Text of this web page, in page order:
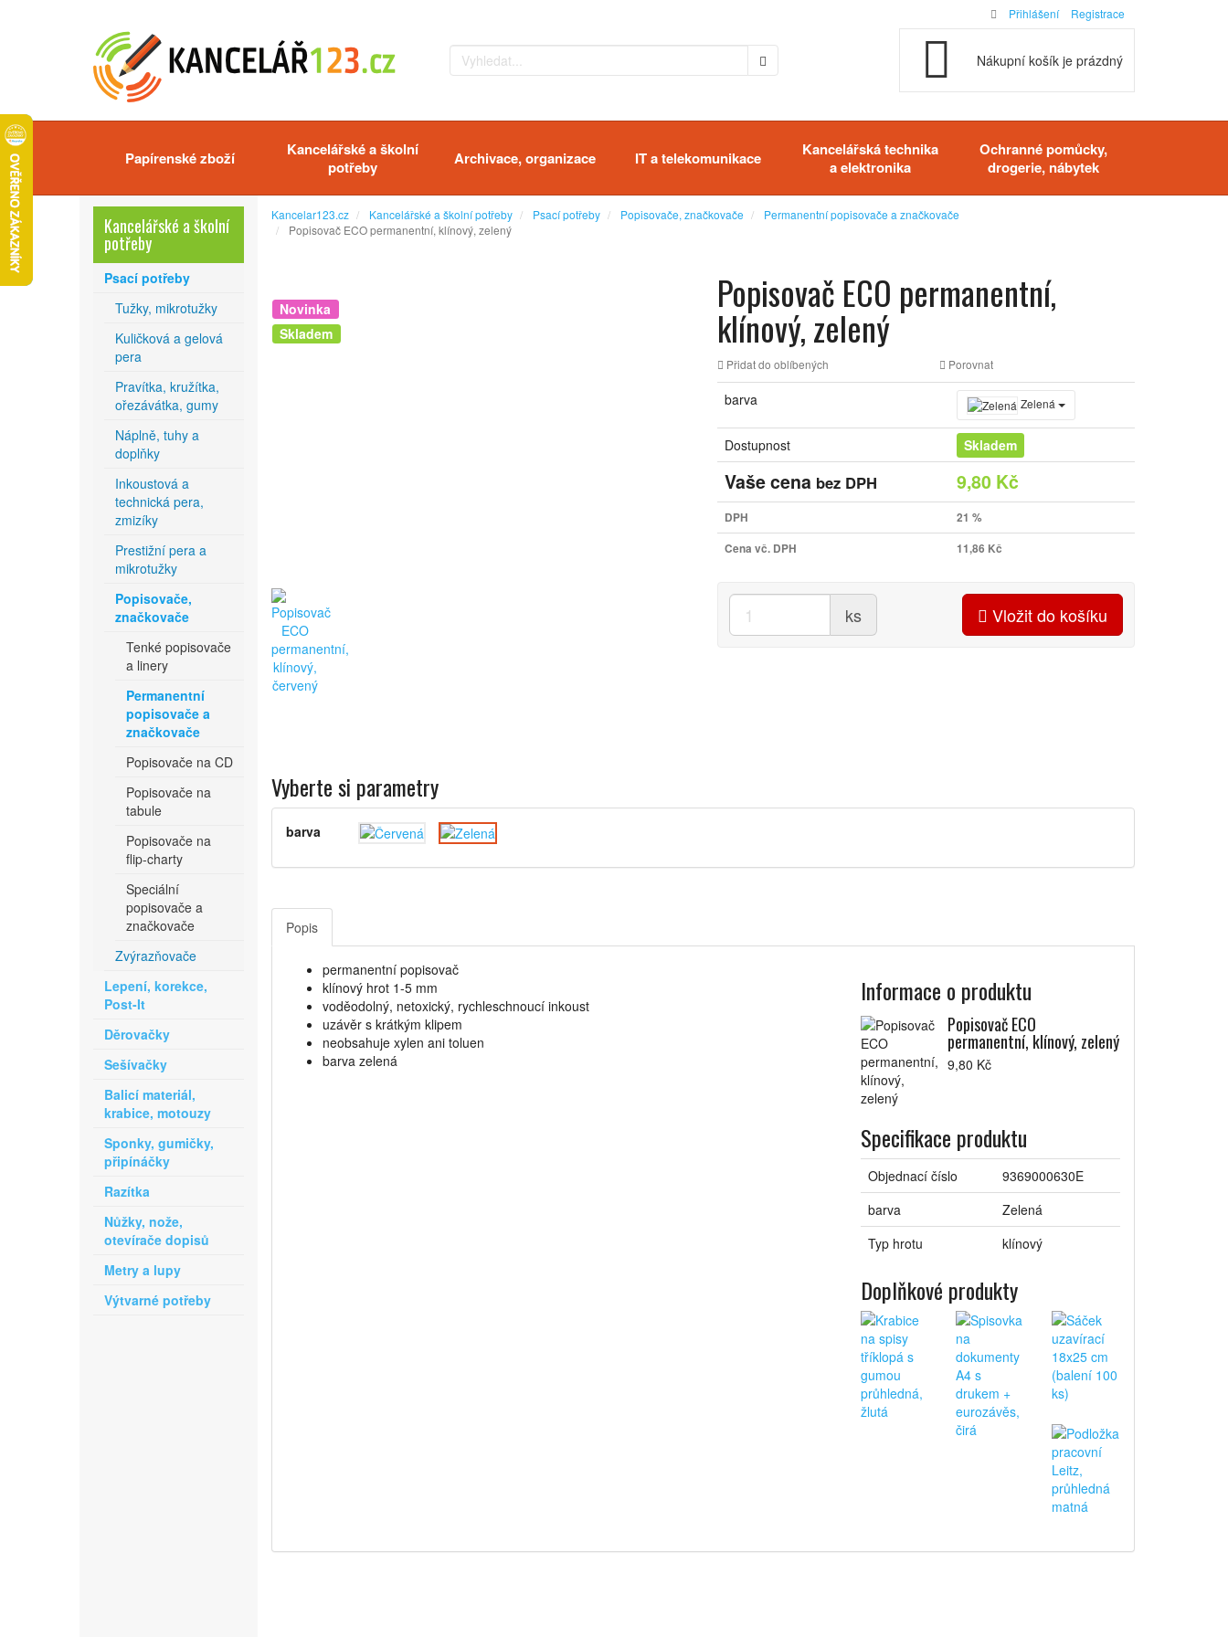
Nákupní košík je prázdný
Papírenské zboží
Kancelářské a školní
potřeby
Archivace, organizace IT a telekomunikace
Kancelářská technika
a elektronika
Ochranné pomůcky,
drogerie, nábytek
Kancelar123.cz Kancelářské a školní potřeby Psací potřeby Popisovače, značkovače
Permanentní popisovače a značkovače
Popisovač ECO permanentní, klínový, zelený
Popisovač ECO permanentní,
klínový, zelený
Přidat do oblíbených Porovnat
barva Zelená
Dostupnost Skladem
Vaše cena bez DPH 9,80 Kč
DPH
21 %
Cena vč. DPH
11,86 Kč
ks Vložit do košíku
Novinka
Skladem
Vyberte si parametry
barva
Popis
permanentní popisovač
klínový hrot 1-5 mm
voděodolný, netoxický, rychleschnoucí inkoust
uzávěr s krátkým klipem
neobsahuje xylen ani toluen
barva zelená
Informace o produktu
Popisovač ECO
permanentní, klínový, zelený
9,80 Kč
Specifikace produktu
Objednací číslo
9369000630E
barva
Zelená
Typ hrotu
klínový
Doplňkové produkty
Kancelářské a školní
potřeby
Psací potřeby
Tužky, mikrotužky
Kuličková a gelová
pera
Pravítka, kružítka,
ořezávátka, gumy
Náplně, tuhy a
doplňky
Inkoustová a
technická pera,
zmizíky
Prestižní pera a
mikrotužky
Popisovače,
značkovače
Tenké popisovače
a linery
Permanentní
popisovače a
značkovače
Popisovače na CD
Popisovače na
tabule
Popisovače na
flip-charty
Speciální
popisovače a
značkovače
Zvýrazňovače
Lepení, korekce,
Post-It
Děrovačky
Sešívačky
Balicí materiál,
krabice, motouzy
Sponky, gumičky,
připínáčky
Razítka
Nůžky, nože,
otevírače dopisů
Metry a lupy
Výtvarné potřeby
Přihlášení Registrace